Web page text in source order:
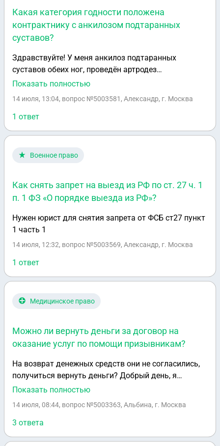
Какая категория годности положена
контрактнику с анкилозом подтаранных
суставов?
Здравствуйте! У меня анкилоз подтаранных
суставов обеих ног, проведён артродез
голеностопного сустава левой ноги. Подошвенное
тыльное 105 градусов. Какая категория годности
мне положена. Контрактник.
Показать полностью
14 июля, 13:04, вопрос №5003581, Александр, г. Москва
1 ответ
Военное право
Как снять запрет на выезд из РФ по ст. 27 ч. 1
п. 1 ФЗ «О порядке выезда из РФ»?
Нужен юрист для снятия запрета от ФСБ ст27 пункт
1 часть 1
14 июля, 12:32, вопрос №5003569, Александр, г. Москва
1 ответ
Медицинское право
Можно ли вернуть деньги за договор на
оказание услуг по помощи призывникам?
На возврат денежных средств они не согласились,
получиться вернуть деньги? Добрый день, я
заключил ддоговор на оказание услуги по помощи
полгода эта услуга не пригодилась и я хотел бы
вернуть ту сумму. На возврат денежных средств
они не согласились, получиться вернуть деньги?
Показать полностью
14 июля, 08:44, вопрос №5003363, Альбина, г. Москва
3 ответа